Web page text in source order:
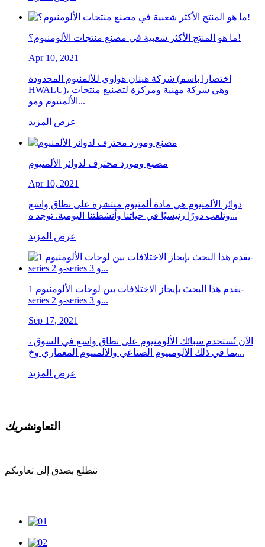
ما هو المنتج الأكثر شعبية في مصنع منتجات الألومنيوم؟!
Apr 10, 2021
شركة هينان هواوي للألمنيوم المحدودة (اختصارا باسم
HWALU)، وهي شركة مهنية ومركزة لتصنيع منتجات
الألمنيوم ومو...
عرض المزيد
مصنع ومورد محترف لدوائر الألمنيوم
Apr 10, 2021
دوائر الألمنيوم هي مادة ألمنيوم منتشرة على نطاق واسع
وتلعب دورًا رئيسيًا في حياتنا وأنشطتنا اليومية. توجد ه...
عرض المزيد
يقدم هذا البحث بإيجاز الاختلافات بين لوحات الألومنيوم 1-
series و 2-series و 3...
Sep 17, 2021
الآن تُستخدم سبائك الألومنيوم على نطاق واسع في السوق ،
بما في ذلك الألومنيوم الصناعي والألمنيوم المعماري وخ...
عرض المزيد
التعاونشريك
نتطلع بصدق إلى تعاونكم